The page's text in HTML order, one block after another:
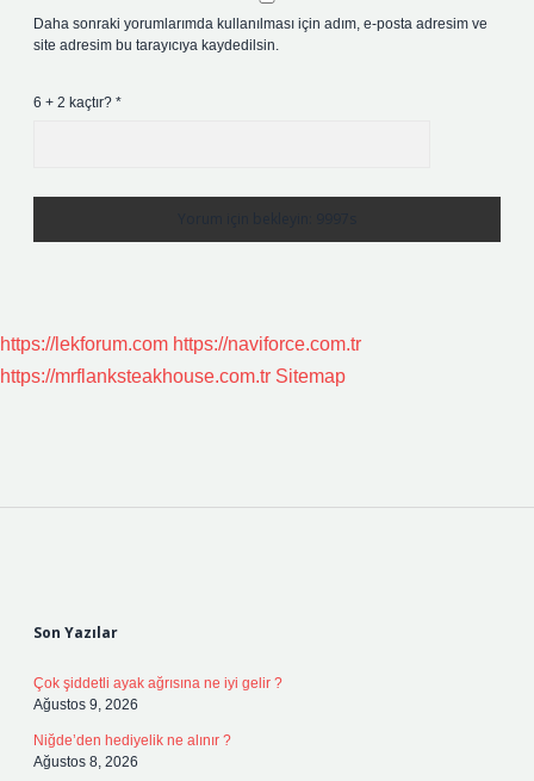
Daha sonraki yorumlarımda kullanılması için adım, e-posta adresim ve
site adresim bu tarayıcıya kaydedilsin.
6 + 2 kaçtır? *
https://lekforum.com https://naviforce.com.tr
https://mrflanksteakhouse.com.tr Sitemap
Son Yazılar
Çok şiddetli ayak ağrısına ne iyi gelir ?
Ağustos 9, 2026
Niğde’den hediyelik ne alınır ?
Ağustos 8, 2026